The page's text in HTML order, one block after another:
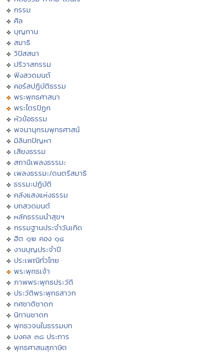
กรรม
ศีล
บุญทาน
สมาธิ
วิปัสสนา
ปริวาสกรรม
ฟังสวดมนต์
คอร์สปฏิบัติธรรม
พระพุทธศาสนา
พระไตรปิฏก
หัวข้อธรรม
พจนานุกรมพุทธศาสน์
มิลินทปัญหา
เสียงธรรม
สถานีเพลงธรรมะ
เพลงธรรมะ/ดนตรีสมาธิ
ธรรมะปฏิบัติ
คลังแสงแห่งธรรม
บทสวดมนต์
หลักธรรมนำสุขฯ
กรรมฐานประจำวันเกิด
ฮีต ๑๒ คอง ๑๔
งานบุญประจำปี
ประเพณีทั่วไทย
พระพุทธเจ้า
ภาพพระพุทธประวัติ
ประวัติพระพุทธสาวก
ทศชาติชาดก
นิทานชาดก
พุทธวจนในธรรมบท
มงคล ๓๘ ประการ
พุทธศาสนสุภาษิต